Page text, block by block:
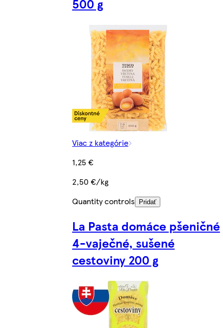
500 g
Viac z kategórie
1,25 €
2,50 €/kg
Quantity controls
Pridať
La Pasta domáce pšeničné
4-vaječné, sušené
cestoviny 200 g